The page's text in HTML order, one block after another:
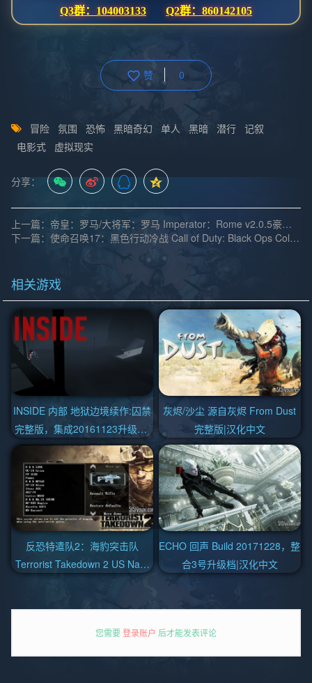
Q3群：104003133 Q2群：860142105
赞 0
冒险 氛围 恐怖 黑暗奇幻 单人 黑暗 潜行
记叙
电影式
虚拟现实
分享：
上一篇：帝皇：罗马/大将军：罗马 Imperator：Rome v2.0.5豪华版|集成全DLC|官方中文
下一篇：使命召唤17：黑色行动冷战 Call of Duty: Black Ops Cold War v1.34.1.15931218离线版|僵尸模式|局域网联机|集成DLC|官方中文【228G】
相关游戏
INSIDE 内部 地狱边境续作:囚禁
完整版，集成20161123升级档|
官方中文
灰烬/沙尘 源自灰烬 From Dust
完整版|汉化中文
反恐特遣队2：海豹突击队
Terrorist Takedown 2 US Navy
ECHO 回声 Build 20171228，整
合3号升级档|汉化中文
您需要登录账户 后才能发表评论